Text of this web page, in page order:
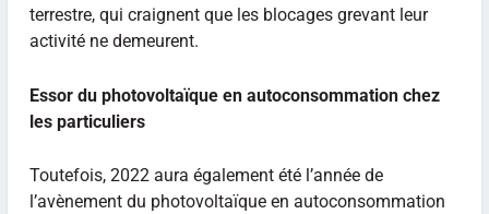
terrestre, qui craignent que les blocages grevant leur
activité ne demeurent.
Essor du photovoltaïque en autoconsommation chez
les particuliers
Toutefois, 2022 aura également été l’année de
l’avènement du photovoltaïque en autoconsommation